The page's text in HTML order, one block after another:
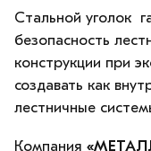
Стальной уголок
безопасность
конструкции при
создавать как
лестничные
Компания